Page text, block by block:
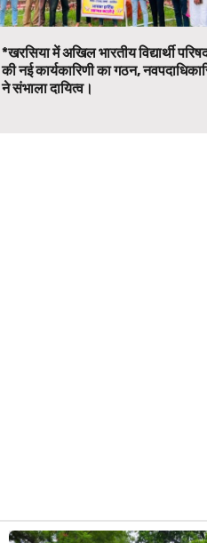
*खरसिया में अखिल भारतीय विद्यार्थी
की नई कार्यकारिणी का गठन,
ने संभाला दायित्व।